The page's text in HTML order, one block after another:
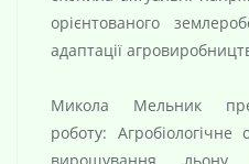
орієнтованого
адаптації
Микола Мельник
роботу: Агробіологічне